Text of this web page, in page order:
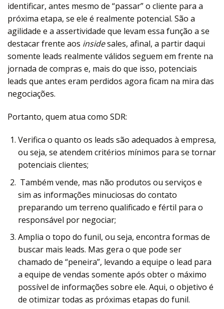
identificar, antes mesmo de “passar” o cliente para a
próxima etapa, se ele é realmente potencial. São a
agilidade e a assertividade que levam essa função a se
destacar frente aos insidesales, afinal, a partir daqui
somente leads realmente válidos seguem em frente na
jornada de compras e, mais do que isso, potenciais
leads que antes eram perdidos agora ficam na mira das
negociações.
Portanto, quem atua como SDR:
Verifica o quanto os leads são adequados à empresa,
ou seja, se atendem critérios mínimos para se tornar
potenciais clientes;
Também vende, mas não produtos ou serviços e
sim as informações minuciosas do contato
preparando um terreno qualificado e fértil para o
responsável por negociar;
Amplia o topo do funil, ou seja, encontra formas de
buscar mais leads. Mas gera o que pode ser
chamado de “peneira”, levando a equipe o lead para
a equipe de vendas somente após obter o máximo
possível de informações sobre ele. Aqui, o objetivo é
de otimizar todas as próximas etapas do funil.